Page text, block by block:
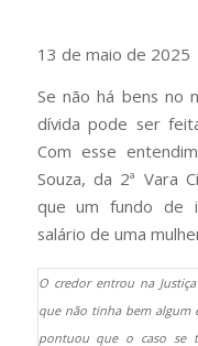
13 de maio de 2025
Se não há bens no
dívida pode ser
Com esse
Souza, da 2ª Vara
que um fundo de
salário de uma
O credor entrou na
que não tinha bem algum
pontuou que o caso se